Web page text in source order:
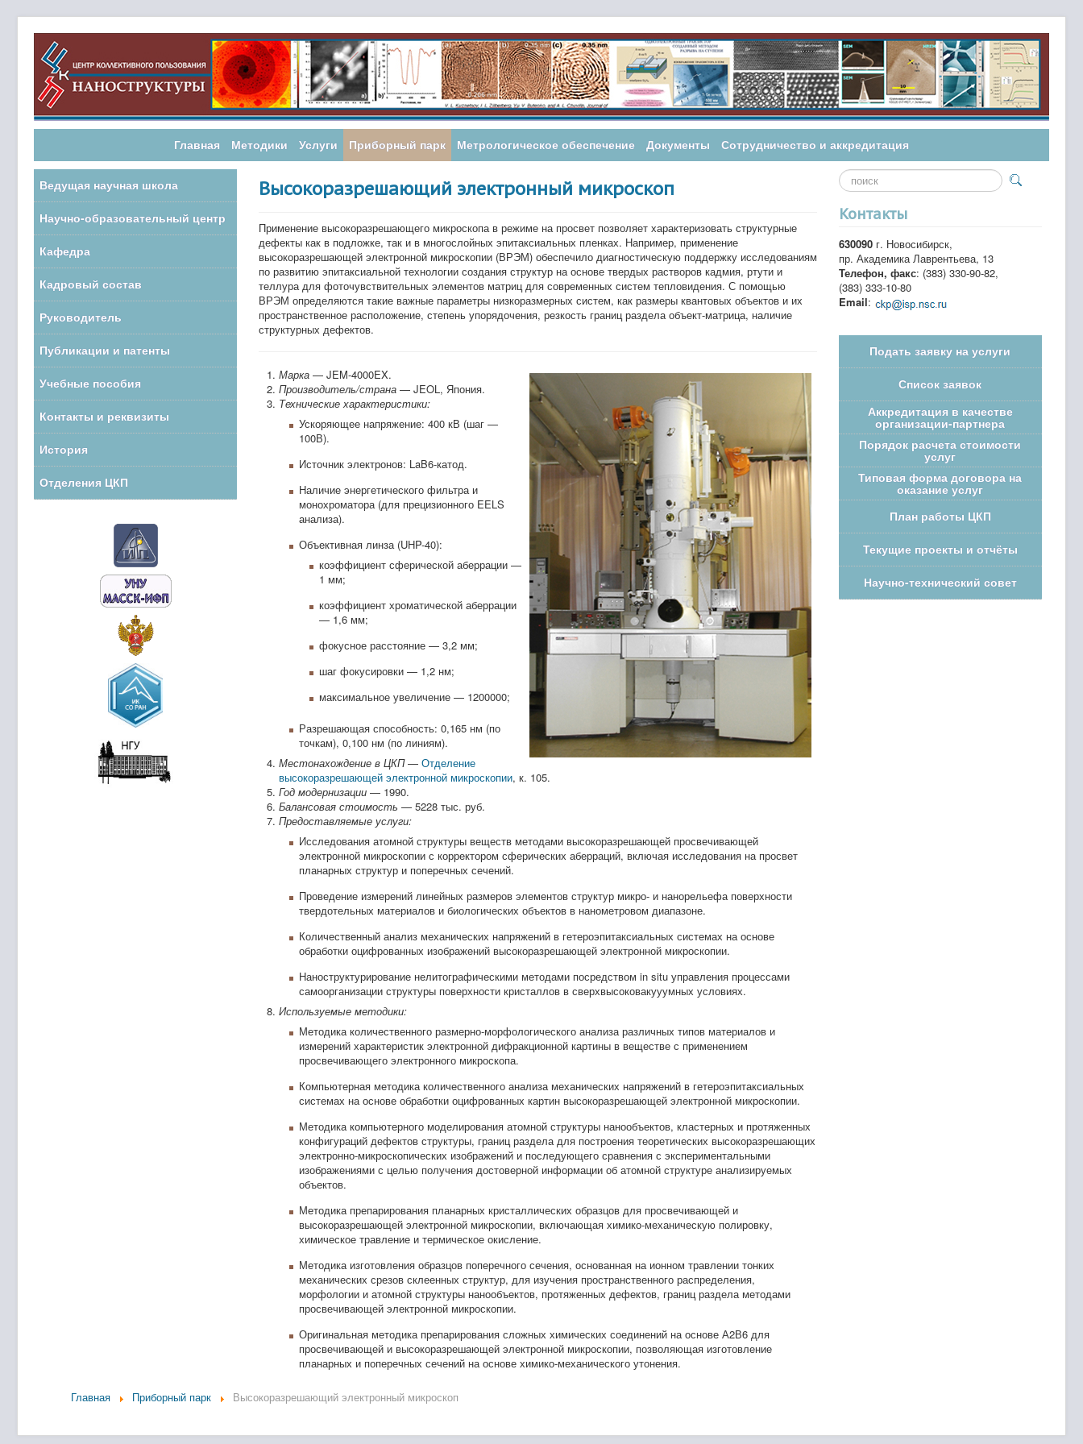
Главная Методики Услуги Приборный парк Метрологическое обеспечение Документы Сотрудничество и аккредитация
Ведущая научная школа
Научно-образовательный центр
Кафедра
Кадровый состав
Руководитель
Публикации и патенты
Учебные пособия
Контакты и реквизиты
История
Отделения ЦКП
Высокоразрешающий электронный микроскоп
Применение высокоразрешающего микроскопа в режиме на просвет позволяет характеризовать структурные
дефекты как в подложке, так и в многослойных эпитаксиальных пленках. Например, применение
высокоразрешающей электронной микроскопии (ВРЭМ) обеспечило диагностическую поддержку исследованиям
по развитию эпитаксиальной технологии создания структур на основе твердых растворов кадмия, ртути и
теллура для фоточувствительных элементов матриц для современных систем тепловидения. С помощью
ВРЭМ определяются такие важные параметры низкоразмерных систем, как размеры квантовых объектов и их
пространственное расположение, степень упорядочения, резкость границ раздела объект-матрица, наличие
структурных дефектов.
Марка— JEM-4000EX.
Производитель/страна— JEOL, Япония.
Технические характеристики:
Ускоряющее напряжение: 400 кВ (шаг —
100В).
Источник электронов: LaB6-катод.
Наличие энергетического фильтра и
монохроматора (для прецизионного EELS
анализа).
Объективная линза (UHP-40):
коэффициент сферической аберрации —
1 мм;
коэффициент хроматической аберрации
— 1,6 мм;
фокусное расстояние — 3,2 мм;
шаг фокусировки — 1,2 нм;
максимальное увеличение — 1200000;
Разрешающая способность: 0,165 нм (по
точкам), 0,100 нм (по линиям).
Местонахождение в ЦКП— Отделение
высокоразрешающей электронной микроскопии, к. 105.
Год модернизации— 1990.
Балансовая стоимость — 5228 тыс. руб.
Предоставляемые услуги:
Исследования атомной структуры веществ методами высокоразрешающей просвечивающей
электронной микроскопии с корректором сферических аберраций, включая исследования на просвет
планарных структур и поперечных сечений.
Проведение измерений линейных размеров элементов структур микро- и нанорельефа поверхности
твердотельных материалов и биологических объектов в нанометровом диапазоне.
Количественный анализ механических напряжений в гетероэпитаксиальных системах на основе
обработки оцифрованных изображений высокоразрешающей электронной микроскопии.
Наноструктурирование нелитографическими методами посредством in situ управления процессами
самоорганизации структуры поверхности кристаллов в сверхвысоковакууумных условиях.
Используемые методики:
Методика количественного размерно-морфологического анализа различных типов материалов и
измерений характеристик электронной дифракционной картины в веществе с применением
просвечивающего электронного микроскопа.
Компьютерная методика количественного анализа механических напряжений в гетероэпитаксиальных
системах на основе обработки оцифрованных картин высокоразрешающей электронной микроскопии.
Методика компьютерного моделирования атомной структуры нанообъектов, кластерных и протяженных
конфигураций дефектов структуры, границ раздела для построения теоретических высокоразрешающих
электронно-микроскопических изображений и последующего сравнения с экспериментальными
изображениями с целью получения достоверной информации об атомной структуре анализируемых
объектов.
Методика препарирования планарных кристаллических образцов для просвечивающей и
высокоразрешающей электронной микроскопии, включающая химико-механическую полировку,
химическое травление и термическое окисление.
Методика изготовления образцов поперечного сечения, основанная на ионном травлении тонких
механических срезов склеенных структур, для изучения пространственного распределения,
морфологии и атомной структуры нанообъектов, протяженных дефектов, границ раздела методами
просвечивающей электронной микроскопии.
Оригинальная методика препарирования сложных химических соединений на основе А2В6 для
просвечивающей и высокоразрешающей электронной микроскопии, позволяющая изготовление
планарных и поперечных сечений на основе химико-механического утонения.
Искать...
Контакты
630090г. Новосибирск,
пр. Академика Лаврентьева, 13
Телефон, факс: (383) 330-90-82,
(383) 333-10-80
Email:
Подать заявку на услуги
Список заявок
Аккредитация в качестве
организации-партнера
Порядок расчета стоимости
услуг
Типовая форма договора на
оказание услуг
План работы ЦКП
Текущие проекты и отчёты
Научно-технический совет
Главная Приборный парк Высокоразрешающий электронный микроскоп